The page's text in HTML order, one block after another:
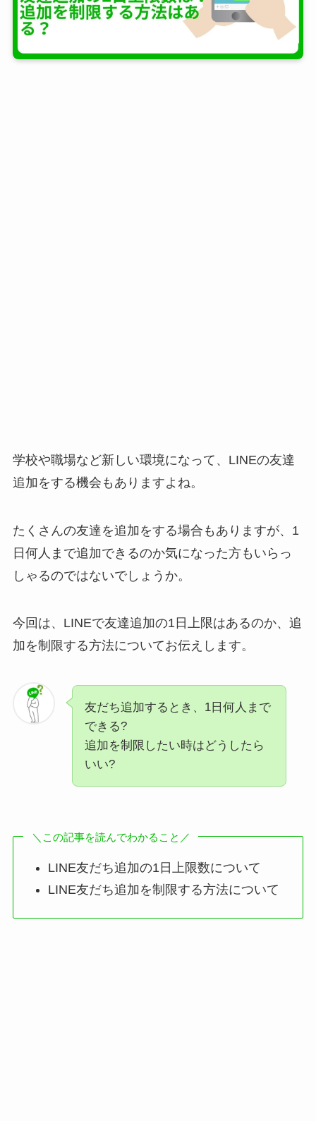
学校や職場など新しい環境になって、LINEの友達
追加をする機会もありますよね。
たくさんの友達を追加をする場合もありますが、1
日何人まで追加できるのか気になった方もいらっ
しゃるのではないでしょうか。
今回は、LINEで友達追加の1日上限はあるのか、追
加を制限する方法についてお伝えします。
友だち追加するとき、1日何人まで
できる?
追加を制限したい時はどうしたら
いい?
＼この記事を読んでわかること／
LINE友だち追加の1日上限数について
LINE友だち追加を制限する方法について